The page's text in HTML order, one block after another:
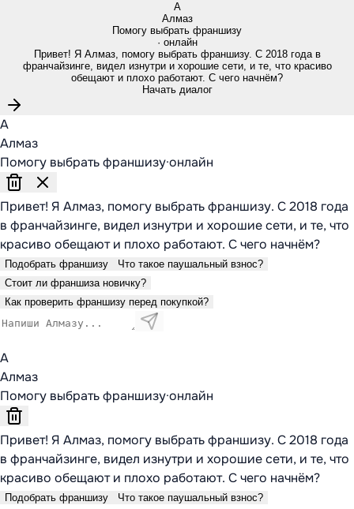
А
Алмаз
Помогу выбрать франшизу
· онлайн
Привет! Я Алмаз, помогу выбрать франшизу. С 2018 года в
франчайзинге, видел изнутри и хорошие сети, и те, что красиво
обещают и плохо работают. С чего начнём?
Начать диалог
А
Алмаз
Помогу выбрать франшизу·онлайн
Привет! Я Алмаз, помогу выбрать франшизу. С 2018 года
в франчайзинге, видел изнутри и хорошие сети, и те, что
красиво обещают и плохо работают. С чего начнём?
Подобрать франшизу
Что такое паушальный взнос?
Стоит ли франшиза новичку?
Как проверить франшизу перед покупкой?
А
Алмаз
Помогу выбрать франшизу·онлайн
Привет! Я Алмаз, помогу выбрать франшизу. С 2018 года
в франчайзинге, видел изнутри и хорошие сети, и те, что
красиво обещают и плохо работают. С чего начнём?
Подобрать франшизу
Что такое паушальный взнос?